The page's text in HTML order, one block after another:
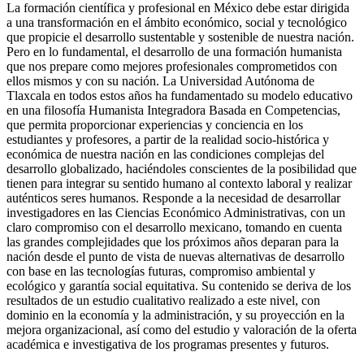
La formación científica y profesional en México debe estar dirigida
a una transformación en el ámbito económico, social y tecnológico
que propicie el desarrollo sustentable y sostenible de nuestra nación.
Pero en lo fundamental, el desarrollo de una formación humanista
que nos prepare como mejores profesionales comprometidos con
ellos mismos y con su nación. La Universidad Autónoma de
Tlaxcala en todos estos años ha fundamentado su modelo educativo
en una filosofía Humanista Integradora Basada en Competencias,
que permita proporcionar experiencias y conciencia en los
estudiantes y profesores, a partir de la realidad socio-histórica y
económica de nuestra nación en las condiciones complejas del
desarrollo globalizado, haciéndoles conscientes de la posibilidad que
tienen para integrar su sentido humano al contexto laboral y realizar
auténticos seres humanos. Responde a la necesidad de desarrollar
investigadores en las Ciencias Económico Administrativas, con un
claro compromiso con el desarrollo mexicano, tomando en cuenta
las grandes complejidades que los próximos años deparan para la
nación desde el punto de vista de nuevas alternativas de desarrollo
con base en las tecnologías futuras, compromiso ambiental y
ecológico y garantía social equitativa. Su contenido se deriva de los
resultados de un estudio cualitativo realizado a este nivel, con
dominio en la economía y la administración, y su proyección en la
mejora organizacional, así como del estudio y valoración de la oferta
académica e investigativa de los programas presentes y futuros.